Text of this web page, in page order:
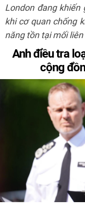
London đang khiến
khi cơ quan chống
năng tồn tại mối
Anh điều tra
cộng